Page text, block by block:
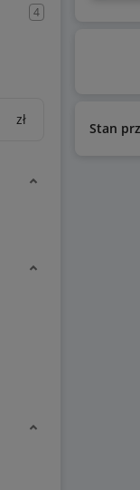
4
zł
Stan